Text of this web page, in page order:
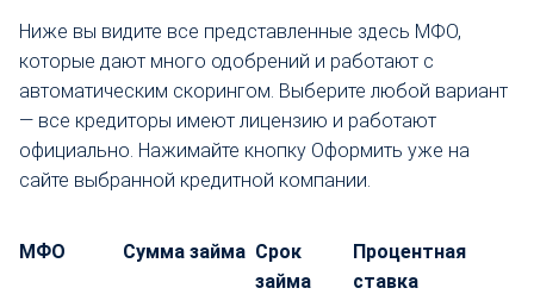
Ниже вы видите все представленные здесь МФО,
которые дают много одобрений и работают с
автоматическим скорингом. Выберите любой вариант
— все кредиторы имеют лицензию и работают
официально. Нажимайте кнопку Оформить уже на
сайте выбранной кредитной компании.
МФО Сумма займа Срок
займа
Процентная
ставка